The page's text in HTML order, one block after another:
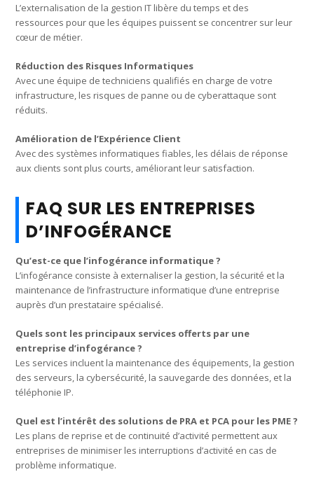
L’externalisation de la gestion IT libère du temps et des
ressources pour que les équipes puissent se concentrer sur leur
cœur de métier.
Réduction des Risques Informatiques
Avec une équipe de techniciens qualifiés en charge de votre
infrastructure, les risques de panne ou de cyberattaque sont
réduits.
Amélioration de l’Expérience Client
Avec des systèmes informatiques fiables, les délais de réponse
aux clients sont plus courts, améliorant leur satisfaction.
FAQ SUR LES ENTREPRISES
D’INFOGÉRANCE
Qu’est-ce que l’infogérance informatique ?
L’infogérance consiste à externaliser la gestion, la sécurité et la
maintenance de l’infrastructure informatique d’une entreprise
auprès d’un prestataire spécialisé.
Quels sont les principaux services offerts par une
entreprise d’infogérance ?
Les services incluent la maintenance des équipements, la gestion
des serveurs, la cybersécurité, la sauvegarde des données, et la
téléphonie IP.
Quel est l’intérêt des solutions de PRA et PCA pour les PME ?
Les plans de reprise et de continuité d’activité permettent aux
entreprises de minimiser les interruptions d’activité en cas de
problème informatique.